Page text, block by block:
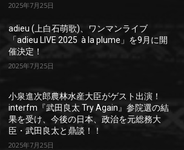
2025年7月25日
adieu (上白石萌歌)、ワンマンライブ
「adieu LIVE 2025 à la plume」を9月に開
催決定！
2025年7月25日
小泉進次郎農林水産大臣がゲスト出演！
interfm『武田良太 Try Again』参院選の結
果を受け、今後の日本、政治を元総務大
臣・武田良太と鼎談！！
2025年7月25日